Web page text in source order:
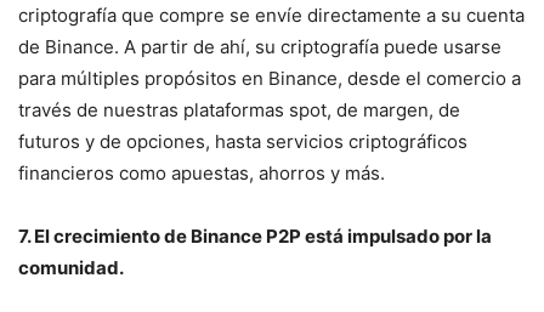
criptografía que compre se envíe directamente a su cuenta
de Binance. A partir de ahí, su criptografía puede usarse
para múltiples propósitos en Binance, desde el comercio a
través de nuestras plataformas spot, de margen, de
futuros y de opciones, hasta servicios criptográficos
financieros como apuestas, ahorros y más.
7. El crecimiento de Binance P2P está impulsado por la
comunidad.